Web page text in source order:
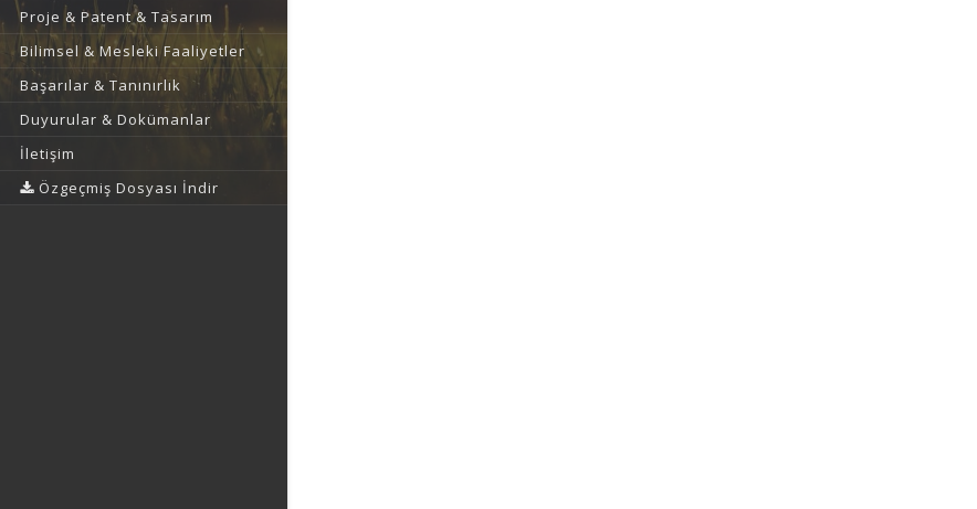
Proje & Patent & Tasarım
Bilimsel & Mesleki Faaliyetler
Başarılar & Tanınırlık
Duyurular & Dokümanlar
İletişim
Özgeçmiş Dosyası İndir